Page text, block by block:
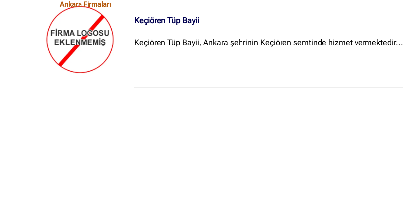
Ankara Firmaları
Keçiören Tüp Bayii
Keçiören Tüp Bayii, Ankara şehrinin Keçiören semtinde hizmet vermektedir...